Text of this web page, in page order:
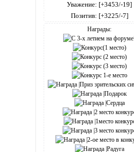
Уважение: [+3453/-19]
Позитив: [+3225/-7]
Награды: